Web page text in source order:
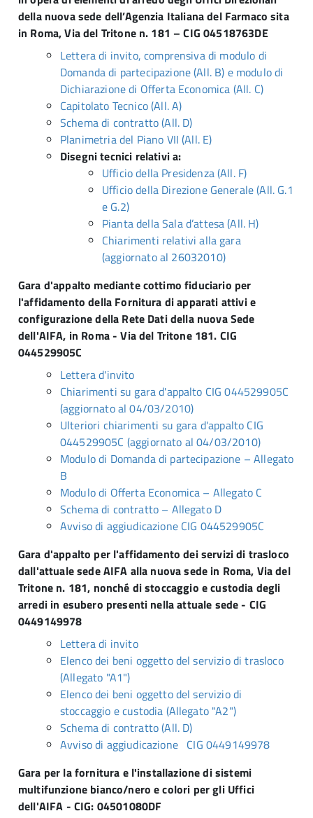
della nuova sede dell’Agenzia Italiana del Farmaco sita
in Roma, Via del Tritone n. 181 – CIG 04518763DE
Lettera di invito, comprensiva di modulo di
Domanda di partecipazione (All. B) e modulo di
Dichiarazione di Offerta Economica (All. C)
Capitolato Tecnico (All. A)
Schema di contratto (All. D)
Planimetria del Piano VII (All. E)
Disegni tecnici relativi a:
Ufficio della Presidenza (All. F)
Ufficio della Direzione Generale (All. G.1
e G.2)
Pianta della Sala d’attesa (All. H)
Chiarimenti relativi alla gara
(aggiornato al 26032010)
Gara d'appalto mediante cottimo fiduciario per
l'affidamento della Fornitura di apparati attivi e
configurazione della Rete Dati della nuova Sede
dell'AIFA, in Roma - Via del Tritone 181. CIG
044529905C
Lettera d'invito
Chiarimenti su gara d'appalto CIG 044529905C
(aggiornato al 04/03/2010)
Ulteriori chiarimenti su gara d'appalto CIG
044529905C (aggiornato al 04/03/2010)
Modulo di Domanda di partecipazione – Allegato
B
Modulo di Offerta Economica – Allegato C
Schema di contratto – Allegato D
Avviso di aggiudicazione CIG 044529905C
Gara d'appalto per l'affidamento dei servizi di trasloco
dall'attuale sede AIFA alla nuova sede in Roma, Via del
Tritone n. 181, nonché di stoccaggio e custodia degli
arredi in esubero presenti nella attuale sede - CIG
0449149978
Lettera di invito
Elenco dei beni oggetto del servizio di trasloco
(Allegato "A1")
Elenco dei beni oggetto del servizio di
stoccaggio e custodia (Allegato "A2")
Schema di contratto (All. D)
Avviso di aggiudicazione CIG 0449149978
Gara per la fornitura e l'installazione di sistemi
multifunzione bianco/nero e colori per gli Uffici
dell'AIFA - CIG: 04501080DF